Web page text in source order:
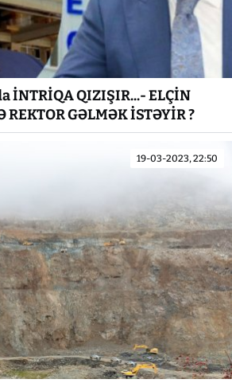
İNTRİQA QIZIŞIR...- ELÇİN
REKTOR GƏLMƏK İSTƏYİR ?
19-03-2023, 22:50